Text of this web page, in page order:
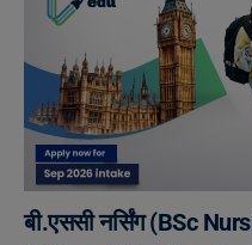
बी.एससी नर्सिंग (BSc